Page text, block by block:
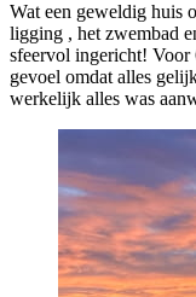
Wat een geweldig huis
ligging , het zwembad
sfeervol ingericht! Voor
gevoel omdat alles
werkelijk alles was